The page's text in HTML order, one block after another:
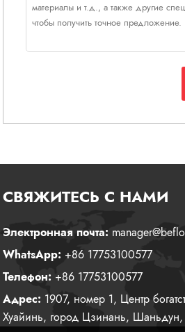
СВЯЖИТЕСЬ С НАМИ
Электронная почта:
WhatsApp: +86 17753100577
Телефон: +86 17753100577
Адрес: 1907, номер 1, Центр
Хуайинь, город Цзинань, Шаньдун,